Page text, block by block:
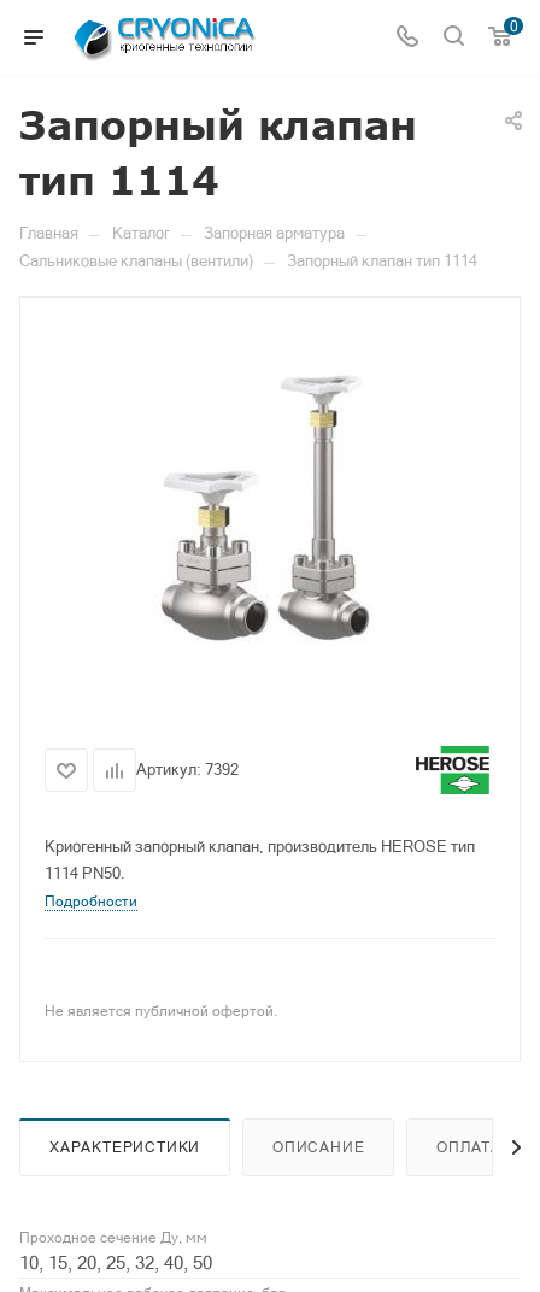
0
Запорный клапан
тип 1114
Главная — Каталог — Запорная арматура —
Сальниковые клапаны (вентили) — Запорный клапан тип 1114
Артикул: 7392
Криогенный запорный клапан, производитель HEROSE тип
1114 PN50.
Подробности
Не является публичной офертой.
ХАРАКТЕРИСТИКИ ОПИСАНИЕ ОПЛАТА
Проходное сечение Ду, мм
10, 15, 20, 25, 32, 40, 50